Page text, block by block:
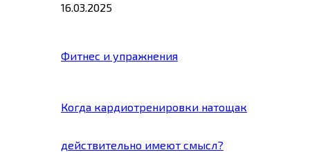
16.03.2025
Фитнес и упражнения
Когда кардиотренировки натощак
действительно имеют смысл?